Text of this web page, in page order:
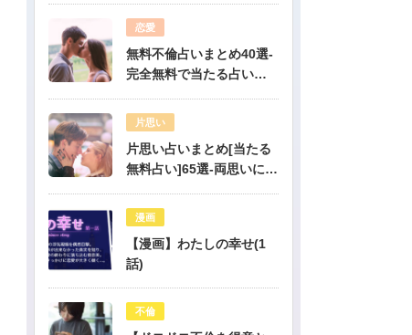
恋愛
無料不倫占いまとめ40選-
完全無料で当たる占いだ
片思い
片思い占いまとめ[当たる
無料占い]65選-両思いにな
当たる片思い占い
漫画
【漫画】わたしの幸せ(1
話)
不倫